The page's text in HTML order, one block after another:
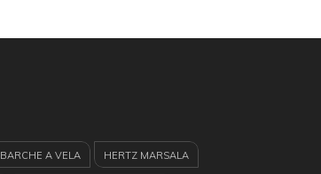
BARCHE A VELA HERTZ MARSALA